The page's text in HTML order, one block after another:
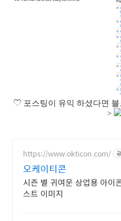
♡ 포스팅이 유익 하셨다면
>
https://www.okticon.com/
오케이티콘
시즌 별 귀여운 상업용 아이
스트 이미지